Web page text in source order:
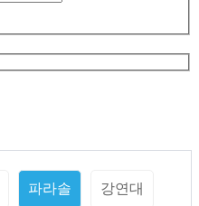
파라솔 강연대